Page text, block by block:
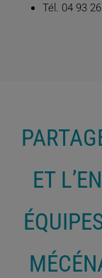
Tél. 04 93
ET